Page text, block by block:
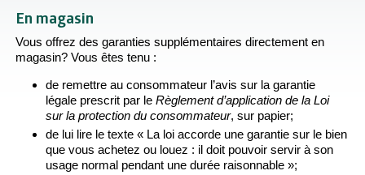
En magasin
Vous offrez des garanties supplémentaires directement en
magasin? Vous êtes tenu :
de remettre au consommateur l’avis sur la garantie
légale prescrit par leRèglement d’application de la Loi
sur la protection du consommateur, sur papier;
de lui lire le texte « La loi accorde une garantie sur le bien
que vous achetez ou louez : il doit pouvoir servir à son
usage normal pendant une durée raisonnable »;